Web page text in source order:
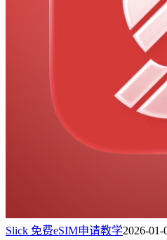
Slick 免费eSIM申请教学2026-01-